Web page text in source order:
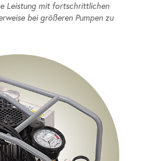
Leistung mit fortschrittlichen
bei größeren Pumpen zu